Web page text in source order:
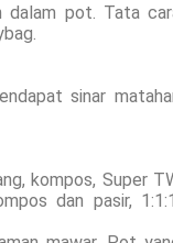
dalam pot. Tata
sinar
kompos, Super
dan pasir, 1:1:1.